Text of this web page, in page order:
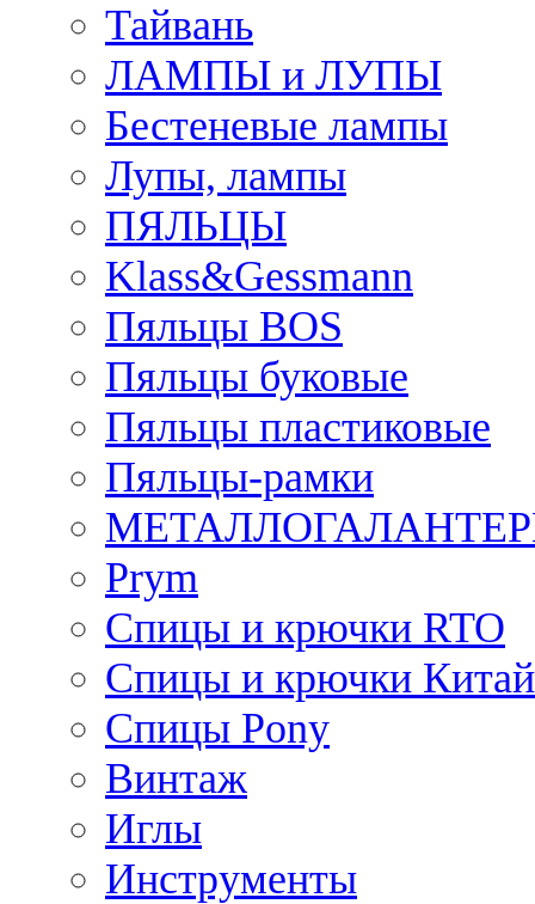
Тайвань
ЛАМПЫ и ЛУПЫ
Бестеневые лампы
Лупы, лампы
ПЯЛЬЦЫ
Klass&Gessmann
Пяльцы BOS
Пяльцы буковые
Пяльцы пластиковые
Пяльцы-рамки
Prym
Спицы и крючки RTO
Спицы и крючки Китай
Спицы Pony
Винтаж
Иглы
Инструменты